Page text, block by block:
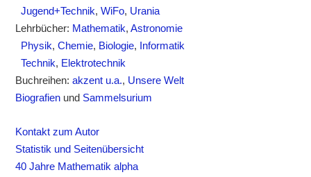
Jugend+Technik,WiFo, Urania
Lehrbücher: Mathematik,Astronomie
Physik,Chemie, Biologie,
Informatik
Technik, Elektrotechnik
Buchreihen:akzent u.a., Unsere Welt
Biografien und Sammelsurium
Kontakt zum Autor
Statistik und Seitenübersicht
40 Jahre Mathematik alpha